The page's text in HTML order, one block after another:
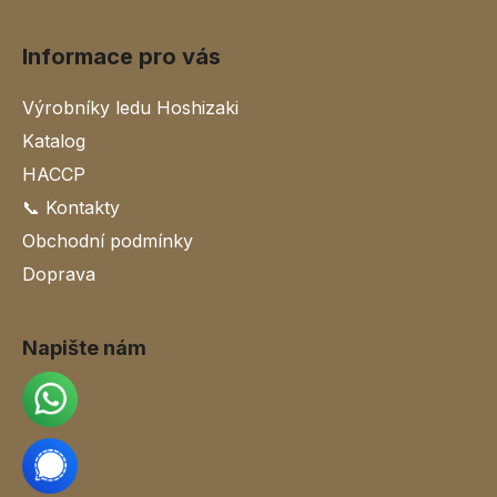
Informace pro vás
Výrobníky ledu Hoshizaki
Katalog
HACCP
📞 Kontakty
Obchodní podmínky
Doprava
Napište nám